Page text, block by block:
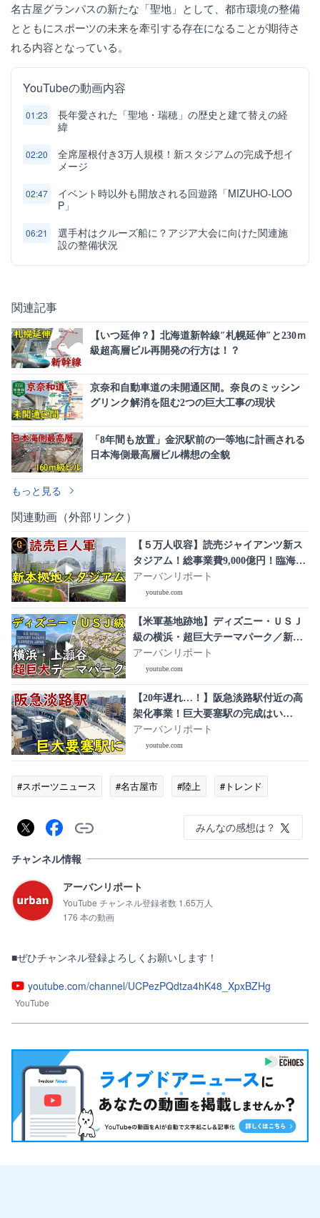
名古屋グランパスの新たな「聖地」として、都市環境の整備
とともにスポーツの未来を牽引する存在になることが期待さ
れる内容となっている。
YouTubeの動画内容
01:23
長年愛された「聖地・瑞穂」の歴史と建て替えの経
緯
02:20
全席屋根付き3万人規模！新スタジアムの完成予想イ
メージ
02:47
イベント時以外も開放される回遊路「MIZUHO-LOO
P」
06:21
選手村はクルーズ船に？アジア大会に向けた関連施
設の整備状況
関連記事
【いつ延伸？】北海道新幹線″札幌延伸″と230ｍ
級超高層ビル再開発の行方は！？
京奈和自動車道の未開通区間。奈良のミッシン
グリンク解消を阻む2つの巨大工事の現状
「8年間も放置」金沢駅前の一等地に計画される
日本海側最高層ビル構想の全貌
もっと見る
関連動画（外部リンク）
【５万人収容】読売ジャイアンツ新ス
タジアム！総事業費9,000億円！臨海地
下鉄構想も！
アーバンリポート
youtube.com
【米軍基地跡地】ディズニー・ＵＳＪ
級の横浜・超巨大テーマパーク／新交
通システム「上瀬谷ライン」計画
アーバンリポート
youtube.com
【20年遅れ…！】阪急淡路駅付近の高
架化事業！巨大要塞駅の完成はい
つ！？
アーバンリポート
youtube.com
#スポーツニュース #名古屋市 #陸上 #トレンド
みんなの感想は？
チャンネル情報
アーバンリポート
YouTube チャンネル登録者数 1.65万人
176 本の動画
■ぜひチャンネル登録よろしくお願いします！
youtube.com/channel/UCPezPQdtza4hK48_XpxBZHg
YouTube